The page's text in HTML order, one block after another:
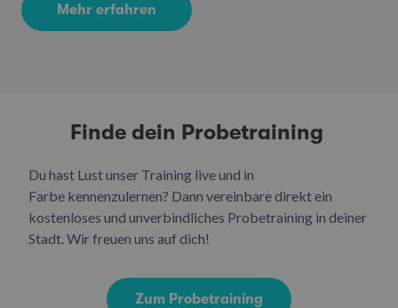
Mehr erfahren
Finde dein Probetraining
Du hast Lust unser Training live und in
Farbe kennenzulernen? Dann vereinbare direkt ein
kostenloses und unverbindliches Probetraining in deiner
Stadt. Wir freuen uns auf dich!
Zum Probetraining